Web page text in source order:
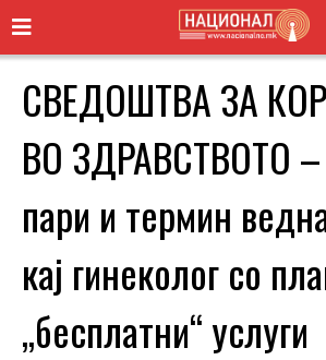
СВЕДОШТВА ЗА
ВО ЗДРАВСТВОТО
пари и термин
кај гинеколог со
„бесплатни“ услуги